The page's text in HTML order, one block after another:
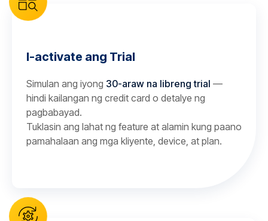
I-activate ang Trial
Simulan ang iyong 30-araw na libreng trial —
hindi kailangan ng credit card o detalye ng
pagbabayad.
Tuklasin ang lahat ng feature at alamin kung paano
pamahalaan ang mga kliyente, device, at plan.